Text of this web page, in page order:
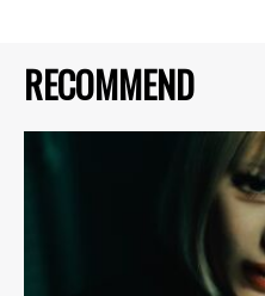
RECOMMEND